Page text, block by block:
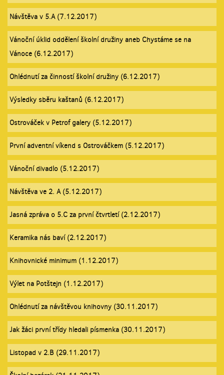
Návštěva v 5.A (7.12.2017)
Vánoční úklid oddělení školní družiny aneb Chystáme se na
Vánoce (6.12.2017)
Ohlédnutí za činností školní družiny (6.12.2017)
Výsledky sběru kaštanů (6.12.2017)
Ostrováček v Petrof galery (5.12.2017)
První adventní víkend s Ostrováčkem (5.12.2017)
Vánoční divadlo (5.12.2017)
Návštěva ve 2. A (5.12.2017)
Jasná zpráva o 5.C za první čtvrtletí (2.12.2017)
Keramika nás baví (2.12.2017)
Knihovnické minimum (1.12.2017)
Výlet na Potštejn (1.12.2017)
Ohlédnutí za návštěvou knihovny (30.11.2017)
Jak žáci první třídy hledali písmenka (30.11.2017)
Listopad v 2.B (29.11.2017)